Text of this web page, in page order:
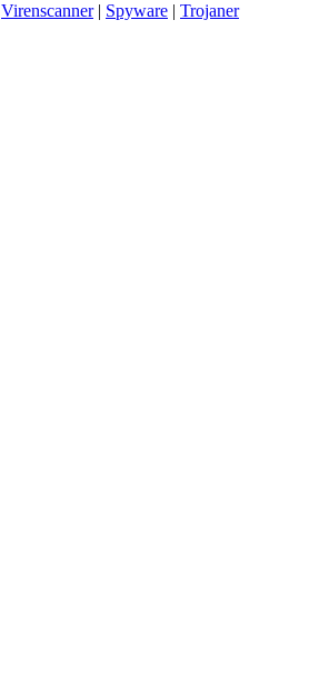
Virenscanner| Spyware | Trojaner